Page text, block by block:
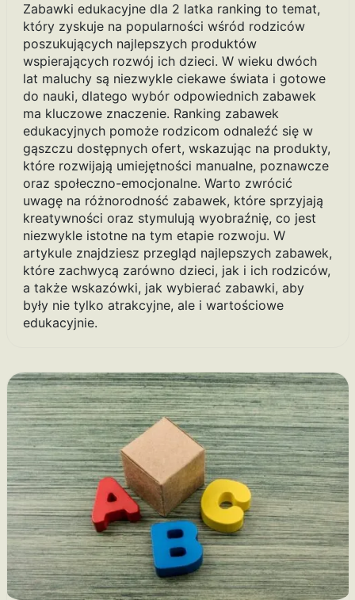
Zabawki edukacyjne dla 2 latka ranking to temat,
który zyskuje na popularności wśród rodziców
poszukujących najlepszych produktów
wspierających rozwój ich dzieci. W wieku dwóch
lat maluchy są niezwykle ciekawe świata i gotowe
do nauki, dlatego wybór odpowiednich zabawek
ma kluczowe znaczenie. Ranking zabawek
edukacyjnych pomoże rodzicom odnaleźć się w
gąszczu dostępnych ofert, wskazując na produkty,
które rozwijają umiejętności manualne, poznawcze
oraz społeczno-emocjonalne. Warto zwrócić
uwagę na różnorodność zabawek, które sprzyjają
kreatywności oraz stymulują wyobraźnię, co jest
niezwykle istotne na tym etapie rozwoju. W
artykule znajdziesz przegląd najlepszych zabawek,
które zachwycą zarówno dzieci, jak i ich rodziców,
a także wskazówki, jak wybierać zabawki, aby
były nie tylko atrakcyjne, ale i wartościowe
edukacyjnie.